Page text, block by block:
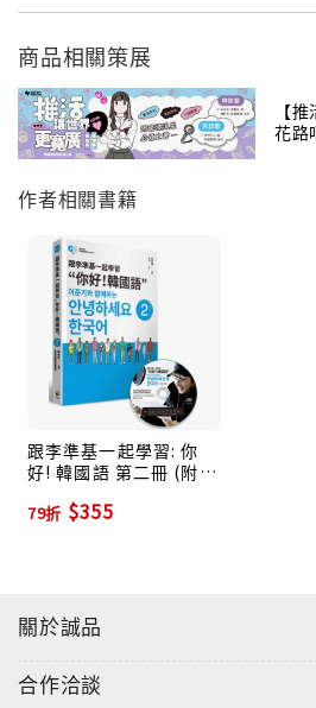
談到自己對婚姻的看法〈결혼관
解演員職業，
並且獨立自主的另一半，還有能
的人......
法，生動編輯。
展，深入活用語法。
對初級程度的人，可以先收藏，
對中級程度的人，可以增加學習
熟練度；
對高級程度的人，可以複習再複
與流暢感。
進階又閃亮的學習效果，從來不
●唯一一套→像聽廣播節目一樣有
商品相關策展
【
花路
作者相關書籍
跟李準基一起學習: 你
好! 韓國語 第二冊 (附李
79折 $355
關於誠品
合作洽談